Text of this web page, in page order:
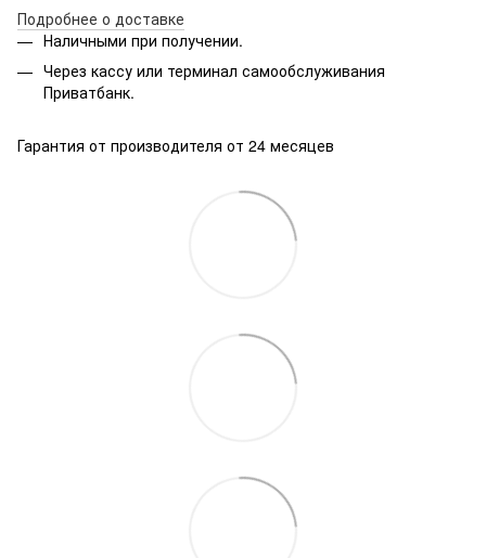
Подробнее о доставке
Наличными при получении.
Через кассу или терминал самообслуживания
Приватбанк.
Гарантия от производителя от 24 месяцев